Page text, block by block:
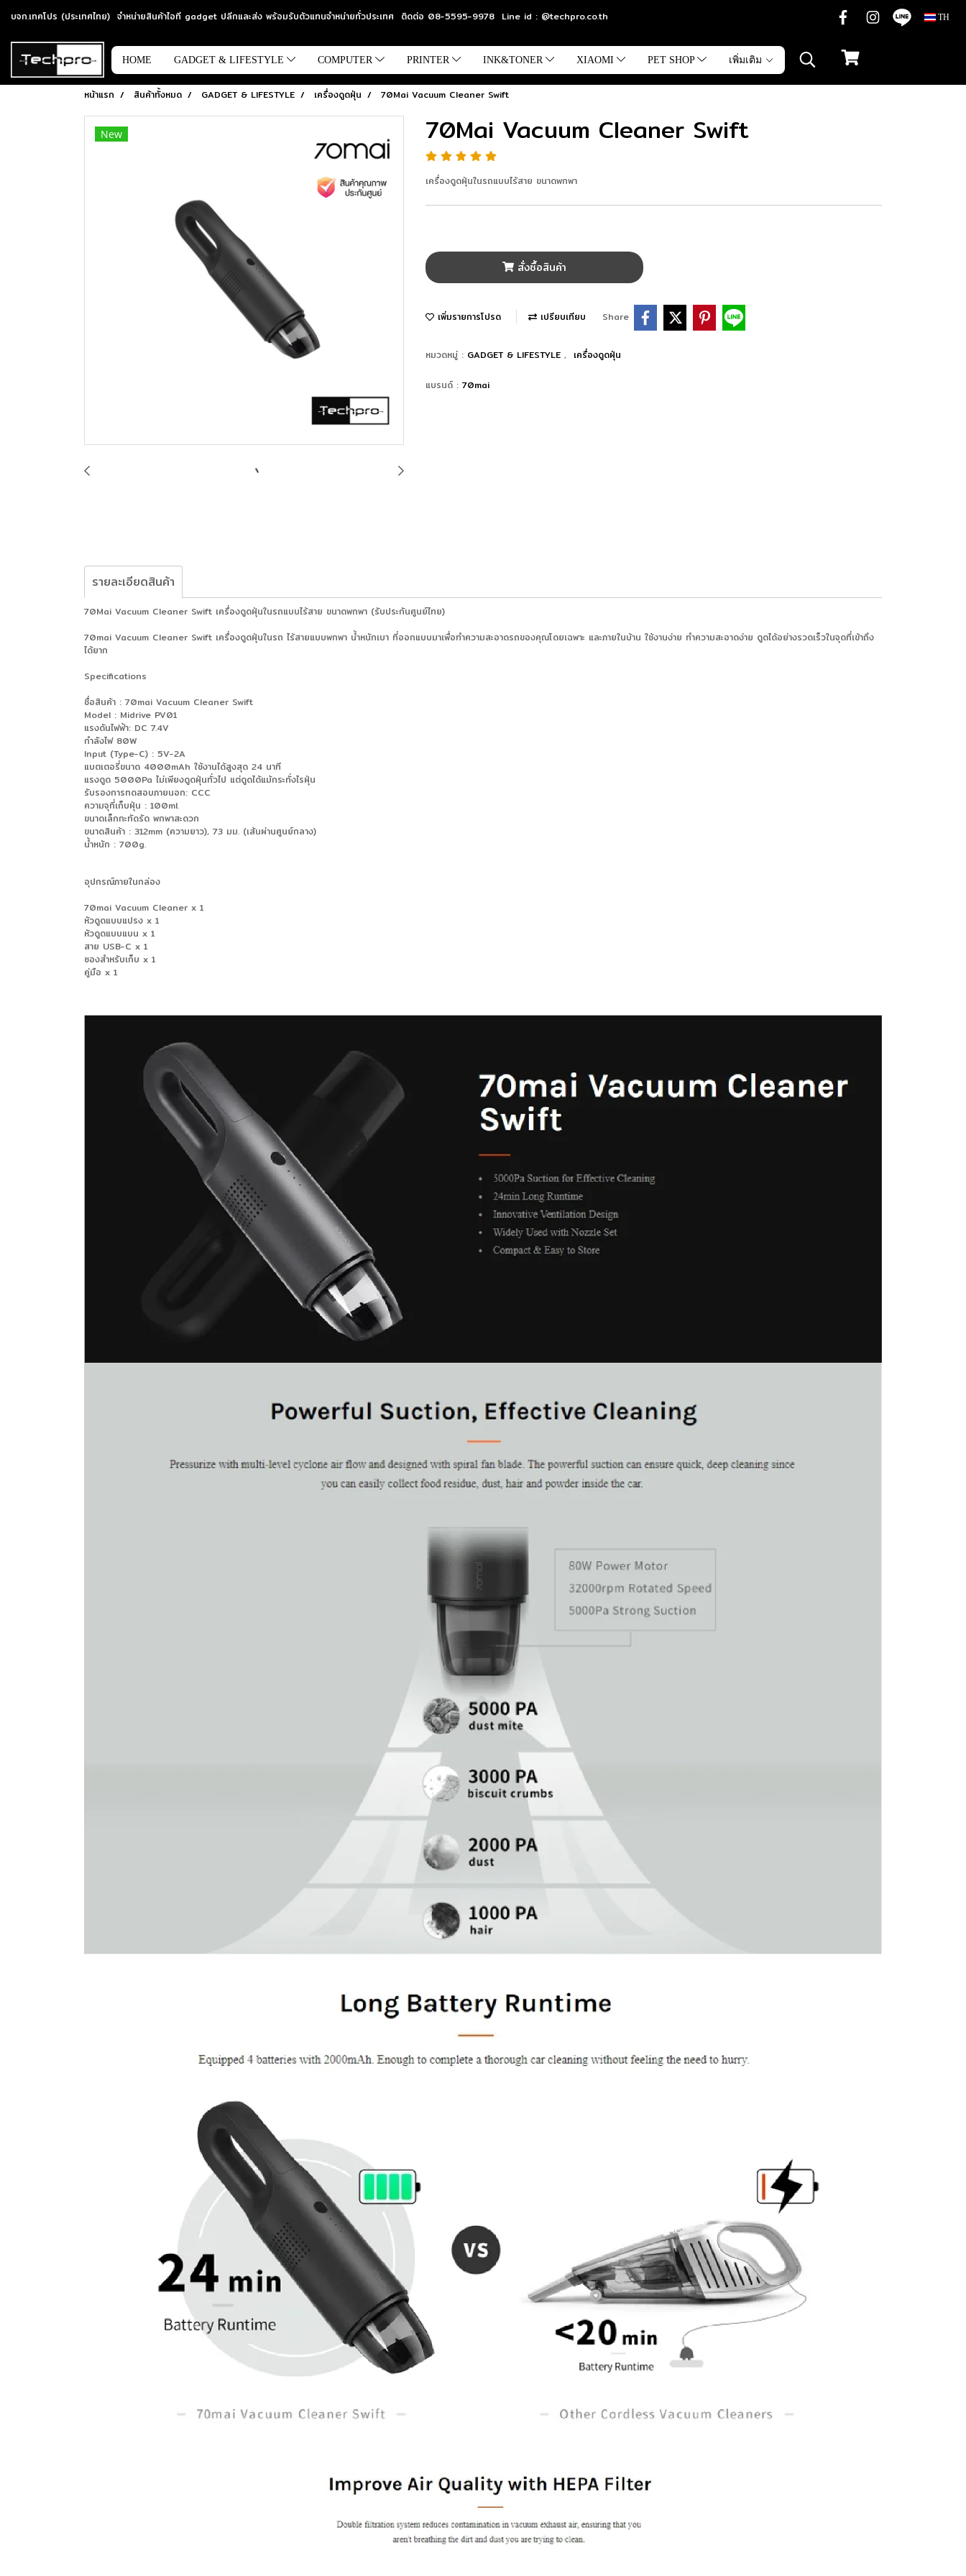
บจก.เทคโปร (ประเทศไทย) จำหน่ายสินค้าไอที gadget ปลีกและส่ง พร้อมรับตัวแทนจำหน่ายทั่วประเทศ ติดต่อ 08-5595-9978 Line id : @techpro.co.th TH
HOME GADGET & LIFESTYLE COMPUTER PRINTER INK&TONER XIAOMI PET SHOP เพิ่มเติม
หน้าแรก สินค้าทั้งหมด GADGET & LIFESTYLE เครื่องดูดฝุ่น 70Mai Vacuum Cleaner Swift
New 70Mai Vacuum Cleaner Swift
เครื่องดูดฝุ่นในรถแบบไร้สาย ขนาดพกพา
สั่งซื้อสินค้า
เพิ่มรายการโปรด เปรียบเทียบ Share
หมวดหมู่ : GADGET & LIFESTYLE , เครื่องดูดฝุ่น
แบรนด์ : 70mai
รายละเอียดสินค้า
70Mai Vacuum Cleaner Swift เครื่องดูดฝุ่นในรถแบบไร้สาย ขนาดพกพา (รับประกันศูนย์ไทย)
70mai Vacuum Cleaner Swift เครื่องดูดฝุ่นในรถ ไร้สายแบบพกพา น้ำหนักเบา ที่ออกแบบมาเพื่อทำความสะอาดรถของคุณโดยเฉพาะ และภายในบ้าน ใช้งานง่าย ทำความสะอาดง่าย ดูดได้อย่างรวดเร็วในจุดที่เข้าถึง
ได้ยาก
Specifications
ชื่อสินค้า : 70mai Vacuum Cleaner Swift
Model : Midrive PV01
แรงดันไฟฟ้า: DC 7.4V
กำลังไฟ 80W
Input (Type-C) : 5V-2A
แบตเตอรี่ขนาด 4000mAh ใช้งานได้สูงสุด 24 นาที
แรงดูด 5000Pa ไม่เพียงดูดฝุ่นทั่วไป แต่ดูดได้แม้กระทั่งไรฝุ่น
รับรองการทดสอบภายนอก: CCC
ความจุที่เก็บฝุ่น : 100ml.
ขนาดเล็กกะทัดรัด พกพาสะดวก
ขนาดสินค้า : 312mm (ความยาว), 73 มม. (เส้นผ่านศูนย์กลาง)
น้ำหนัก : 700g.
อุปกรณ์ภายในกล่อง
70mai Vacuum Cleaner x 1
หัวดูดแบบแปรง x 1
หัวดูดแบบแบน x 1
สาย USB-C x 1
ซองสำหรับเก็บ x 1
คู่มือ x 1